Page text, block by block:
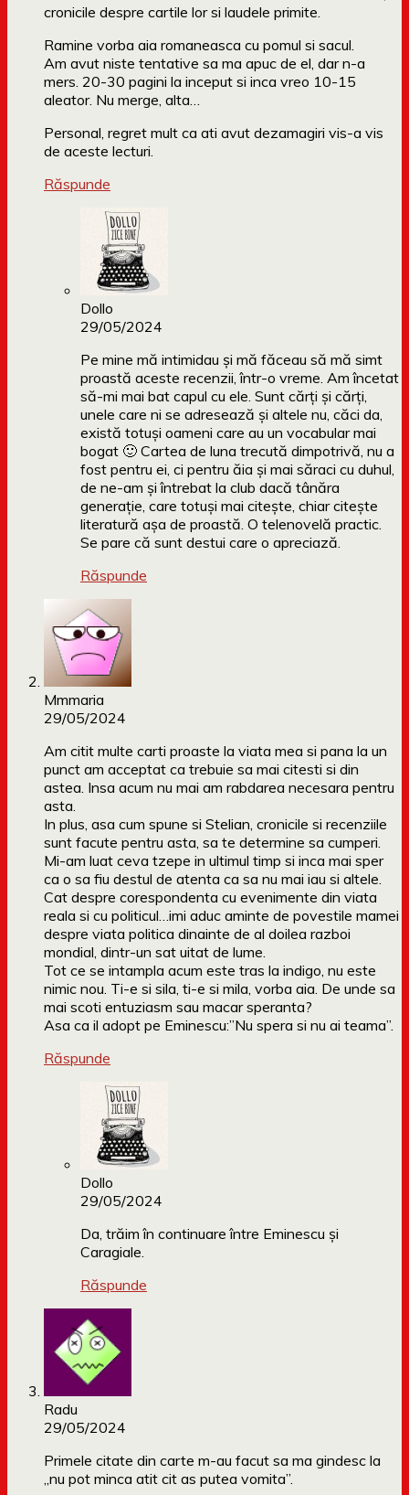
cronicile despre cartile lor si laudele primite.
Ramine vorba aia romaneasca cu pomul si sacul.
Am avut niste tentative sa ma apuc de el, dar n-a
mers. 20-30 pagini la inceput si inca vreo 10-15
aleator. Nu merge, alta…
Personal, regret mult ca ati avut dezamagiri vis-a vis
de aceste lecturi.
Răspunde
Dollo
29/05/2024
Pe mine mă intimidau și mă făceau să mă simt
proastă aceste recenzii, într-o vreme. Am încetat
să-mi mai bat capul cu ele. Sunt cărți și cărți,
unele care ni se adresează și altele nu, căci da,
există totuși oameni care au un vocabular mai
bogat 🙂 Cartea de luna trecută dimpotrivă, nu a
fost pentru ei, ci pentru ăia și mai săraci cu duhul,
de ne-am și întrebat la club dacă tânăra
generație, care totuși mai citește, chiar citește
literatură așa de proastă. O telenovelă practic.
Se pare că sunt destui care o apreciază.
Răspunde
Mmmaria
29/05/2024
Am citit multe carti proaste la viata mea si pana la un
punct am acceptat ca trebuie sa mai citesti si din
astea. Insa acum nu mai am rabdarea necesara pentru
asta.
In plus, asa cum spune si Stelian, cronicile si recenziile
sunt facute pentru asta, sa te determine sa cumperi.
Mi-am luat ceva tzepe in ultimul timp si inca mai sper
ca o sa fiu destul de atenta ca sa nu mai iau si altele.
Cat despre corespondenta cu evenimente din viata
reala si cu politicul…imi aduc aminte de povestile mamei
despre viata politica dinainte de al doilea razboi
mondial, dintr-un sat uitat de lume.
Tot ce se intampla acum este tras la indigo, nu este
nimic nou. Ti-e si sila, ti-e si mila, vorba aia. De unde sa
mai scoti entuziasm sau macar speranta?
Asa ca il adopt pe Eminescu:”Nu spera si nu ai teama”.
Răspunde
Dollo
29/05/2024
Da, trăim în continuare între Eminescu și
Caragiale.
Răspunde
Radu
29/05/2024
Primele citate din carte m-au facut sa ma gindesc la
„nu pot minca atit cit as putea vomita”.